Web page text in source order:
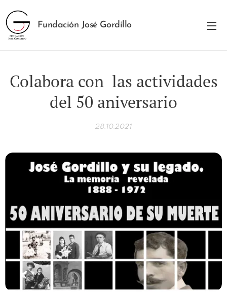
Fundación José Gordillo
Colabora con las actividades
del 50 aniversario
28.10.2021